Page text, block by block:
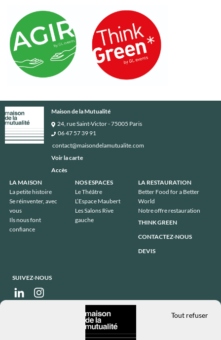
Maison de la Mutualité
24, rue Saint-Victor - 75005 Paris
06 47 57 39 91
contact@maisondelamutualite.com
Voir la carte
Accès
Pied
de
page
LA MAISON
La petite histoire
Se réinventer, avec
vous
Ils nous font
confiance
NOS ESPACES
Le Théâtre
L’Espace Maubert
Les Salons Rive
gauche
LA RESTAURATION
Better Food for a Better
World
Notre offre restauration
THINK GREEN
CONTACTEZ-NOUS
DEVIS
SUIVEZ-NOUS
Tout refuser